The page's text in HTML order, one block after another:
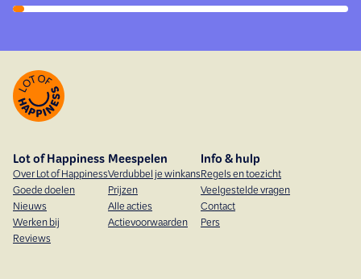
Lot of Happiness
Over Lot of Happiness
Goede doelen
Nieuws
Werken bij
Reviews
Meespelen
Verdubbel je winkans
Prijzen
Alle acties
Actievoorwaarden
Info & hulp
Regels en toezicht
Veelgestelde vragen
Contact
Pers